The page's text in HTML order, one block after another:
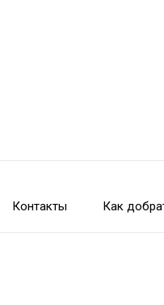
Контакты Как